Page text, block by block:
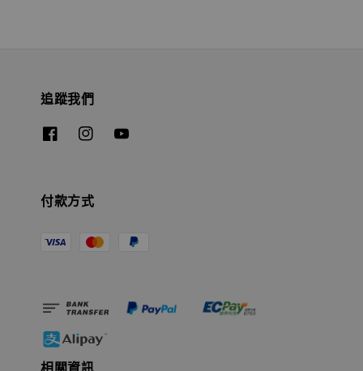
追蹤我們
付款方式
相關資訊